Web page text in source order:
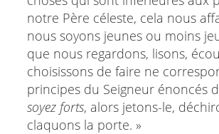
notre Père céleste, cela nous
nous soyons jeunes ou moins
que nous regardons, lisons,
choisissons de faire ne
principes du Seigneur énoncés
soyez forts, alors jetons-le,
claquons la porte. »